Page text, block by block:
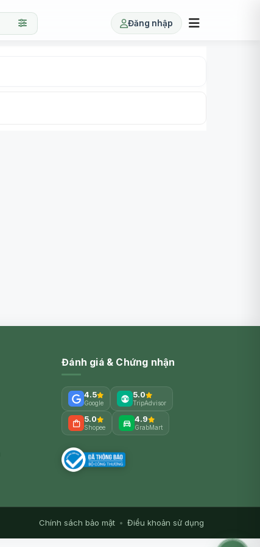
Đăng nhập
Đánh giá & Chứng nhận
4.5
Google
5.0
TripAdvisor
5.0
Shopee
4.9
GrabMart
Chính sách bảo mật • Điều khoản sử dụng